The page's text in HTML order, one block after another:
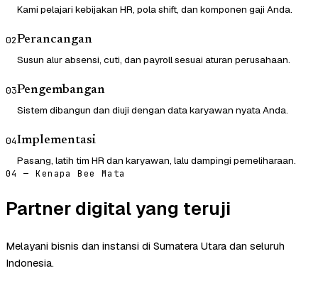
Kami pelajari kebijakan HR, pola shift, dan komponen gaji Anda.
02Perancangan
Susun alur absensi, cuti, dan payroll sesuai aturan perusahaan.
03Pengembangan
Sistem dibangun dan diuji dengan data karyawan nyata Anda.
04Implementasi
Pasang, latih tim HR dan karyawan, lalu dampingi pemeliharaan.
04 — Kenapa Bee Mata
Partner digital yang teruji
Melayani bisnis dan instansi di Sumatera Utara dan seluruh
Indonesia.